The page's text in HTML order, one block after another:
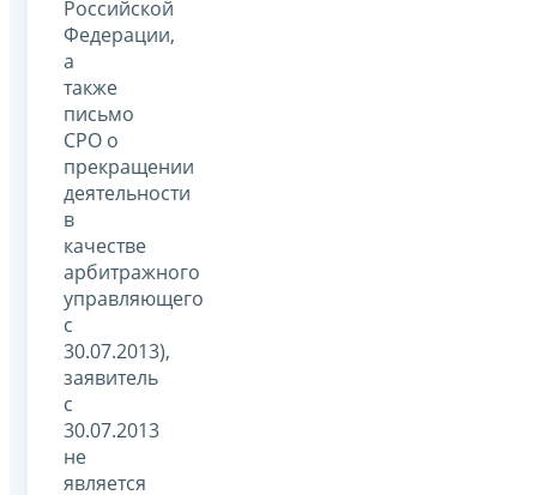
Российской
Федерации,
а
также
письмо
СРО о
прекращении
деятельности
в
качестве
арбитражного
управляющего
с
30.07.2013),
заявитель
с
30.07.2013
не
является